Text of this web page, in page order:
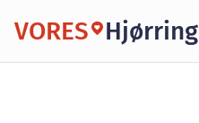
VORES Hjørring